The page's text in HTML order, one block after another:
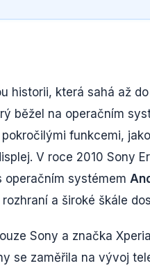
historii, která sahá až
běžel na operačním
funkcemi,
V roce 2010 Sony
operačním systémem
a široké škále
Sony a značka
se zaměřila na vývoj